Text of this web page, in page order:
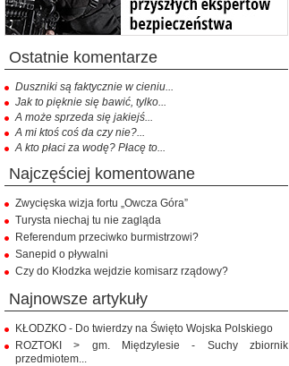
ostatnie komentarze
Duszniki są faktycznie w cieniu...
Jak to pięknie się bawić, tylko...
A może sprzeda się jakiejś...
A mi ktoś coś da czy nie?...
A kto płaci za wodę? Płacę to...
najczęściej komentowane
Zwycięska wizja fortu „Owcza Góra”
Turysta niechaj tu nie zagląda
Referendum przeciwko burmistrzowi?
Sanepid o pływalni
Czy do Kłodzka wejdzie komisarz rządowy?
najnowsze artykuły
KŁODZKO - Do twierdzy na Święto Wojska Polskiego
ROZTOKI > gm. Międzylesie - Suchy zbiornik
przedmiotem...